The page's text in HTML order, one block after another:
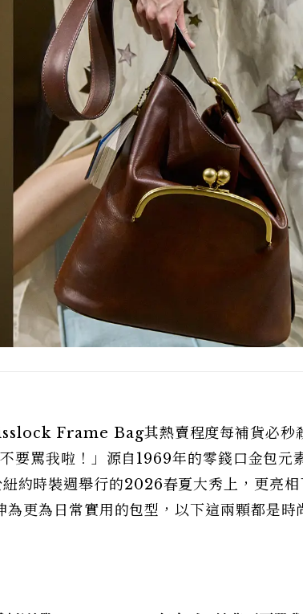
Frame Bag其熱賣程度每補貨必秒
罵我啦！」源自1969年的零錢口金包元
約時裝週舉行的2026春夏大秀上，更亮相
更為日常實用的包型，以下這兩顆都是時